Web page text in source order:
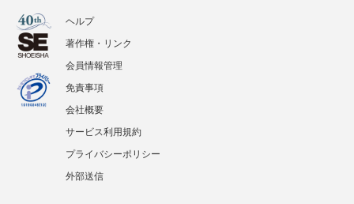
ヘルプ
著作権・リンク
会員情報管理
免責事項
会社概要
サービス利用規約
プライバシーポリシー
外部送信